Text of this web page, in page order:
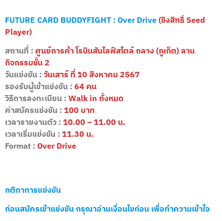
FUTURE CARD BUDDYFIGHT : Over Drive(ชิงสิทธิ์ Seed
Player)
สถานที่ : ศูนย์การค้า โรบินสันไลฟ์สไตล์ ถลาง (ภูเก็ต) ลาน
กิจกรรมชั้น 2
วันแข่งขัน :วันเสาร์ ที่ 10 สิงหาคม 2567
รองรับผู้เข้าแข่งขัน :64 คน
วิธีการลงทะเบียน :Walk in ทั้งหมด
ค่าสมัครแข่งขัน :100 บาท
เวลารายงานตัว :10.00 – 11.00 น.
เวลาเริ่มแข่งขัน :11.30 น.
Format :Over Drive
กติกาการแข่งขัน
ก่อนสมัครเข้าแข่งขัน กรุณาอ่านเงื่อนไขก่อน เพื่อทำความเข้าใจ